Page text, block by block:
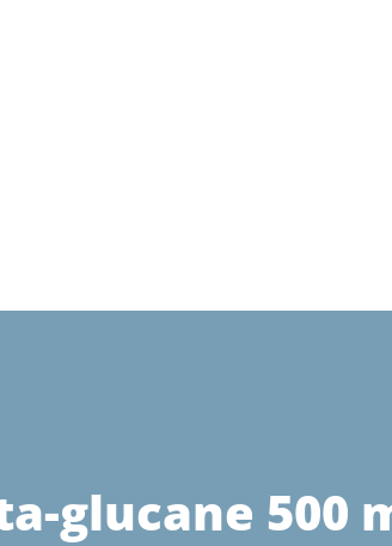
glucane 500